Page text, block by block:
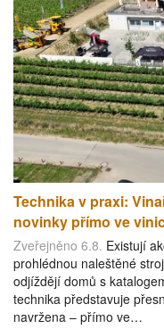
Technika v praxi:
novinky přímo ve
Zveřejněno 6.8. Existují
prohlédnou naleštěné
odjíždějí domů s
technika představuje
navržena – přímo ve…